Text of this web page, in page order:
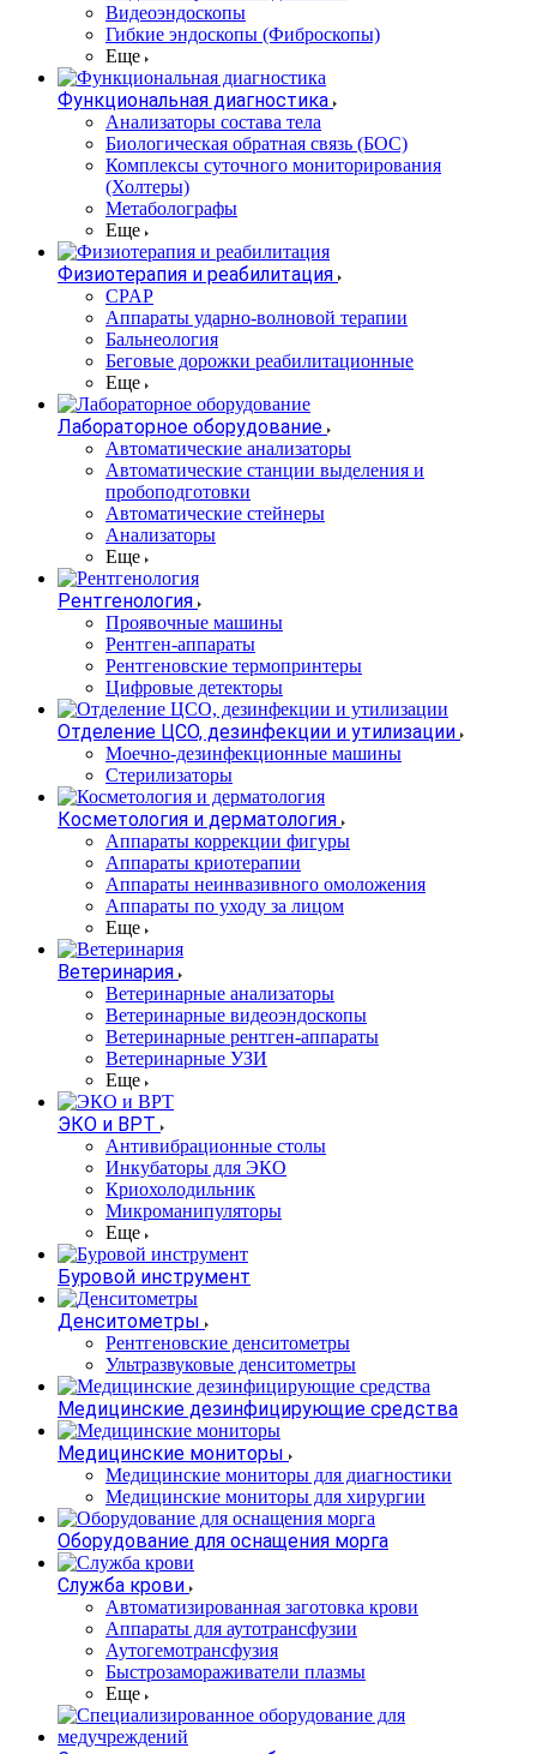
Видеоэндоскопы
Гибкие эндоскопы (Фиброcкопы)
Еще
Функциональная диагностика
Анализаторы состава тела
Биологическая обратная связь (БОС)
Комплексы суточного мониторирования
(Холтеры)
Метаболографы
Еще
Физиотерапия и реабилитация
CPAP
Аппараты ударно-волновой терапии
Бальнеология
Беговые дорожки реабилитационные
Еще
Лабораторное оборудование
Автоматические анализаторы
Автоматические станции выделения и
пробоподготовки
Автоматические стейнеры
Анализаторы
Еще
Рентгенология
Проявочные машины
Рентген-аппараты
Рентгеновские термопринтеры
Цифровые детекторы
Отделение ЦСО, дезинфекции и утилизации
Моечно-дезинфекционные машины
Стерилизаторы
Косметология и дерматология
Аппараты коррекции фигуры
Аппараты криотерапии
Аппараты неинвазивного омоложения
Аппараты по уходу за лицом
Еще
Ветеринария
Ветеринарные анализаторы
Ветеринарные видеоэндоскопы
Ветеринарные рентген-аппараты
Ветеринарные УЗИ
Еще
ЭКО и ВРТ
Антивибрационные столы
Инкубаторы для ЭКО
Криохолодильник
Микроманипуляторы
Еще
Буровой инструмент
Денситометры
Рентгеновские денситометры
Ультразвуковые денситометры
Медицинские дезинфицирующие средства
Медицинские мониторы
Медицинские мониторы для диагностики
Медицинские мониторы для хирургии
Оборудование для оснащения морга
Служба крови
Автоматизированная заготовка крови
Аппараты для аутотрансфузии
Аутогемотрансфузия
Быстрозамораживатели плазмы
Еще